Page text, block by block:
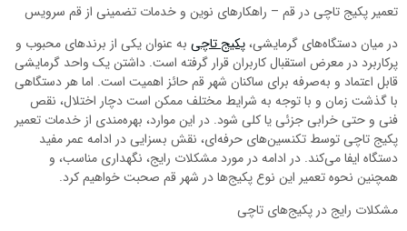
تعمیر پکیج تاچی در قم – راهکارهای نوین و خدمات تضمینی از قم سرویس
در میان دستگاه‌های گرمایشی،پکیج تاچی به عنوان یکی از برندهای محبوب و
پرکاربرد در معرض استقبال کاربران قرار گرفته است. داشتن یک واحد گرمایشی
قابل اعتماد و به‌صرفه برای ساکنان شهر قم حائز اهمیت است. اما هر دستگاهی
با گذشت زمان و با توجه به شرایط مختلف ممکن است دچار اختلال، نقص
فنی و حتی خرابی جزئی یا کلی شود. در این موارد، بهره‌مندی از خدمات تعمیر
پکیج تاچی توسط تکنسین‌های حرفه‌ای، نقش بسزایی در ادامه عمر مفید
دستگاه ایفا می‌کند. در ادامه در مورد مشکلات رایج، نگهداری مناسب، و
همچنین نحوه تعمیر این نوع پکیج‌ها در شهر قم صحبت خواهیم کرد.
مشکلات رایج در پکیج‌های تاچی